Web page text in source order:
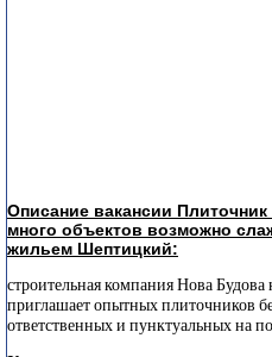
Описание вакансии
много объектов возможно
жильем Шептицкий:
строительная компания Нова
приглашает опытных плиточников
ответственных и пунктуальных на